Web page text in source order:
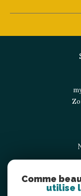
Comme
utilise